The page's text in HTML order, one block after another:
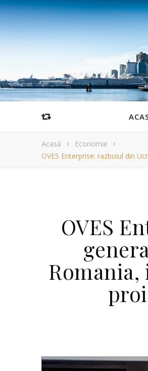
Acasă
Economie
OVES Enterprise: razboiul din
OVES